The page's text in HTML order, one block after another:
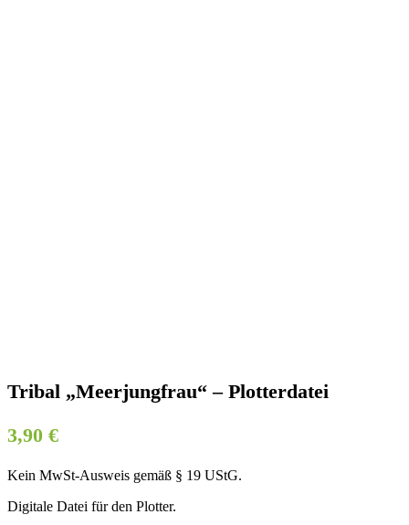
Tribal „Meerjungfrau“ – Plotterdatei
3,90 €
Kein MwSt-Ausweis gemäß § 19 UStG.
Digitale Datei für den Plotter.